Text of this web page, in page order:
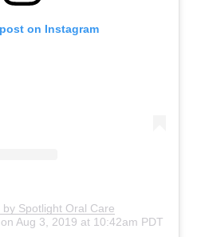
on Instagram
Spotlight Oral Care
on Aug 3, 2019 at 10:42am PDT